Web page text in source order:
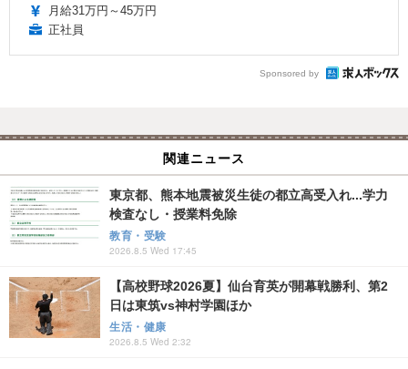
月給31万円～45万円
正社員
Sponsored by
関連ニュース
東京都、熊本地震被災生徒の都立高受入れ...学力
検査なし・授業料免除
教育・受験
2026.8.5 Wed 17:45
【高校野球2026夏】仙台育英が開幕戦勝利、第2
日は東筑vs神村学園ほか
生活・健康
2026.8.5 Wed 2:32